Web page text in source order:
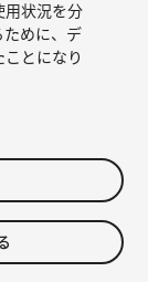
用状況を分
ために、デ
とになり